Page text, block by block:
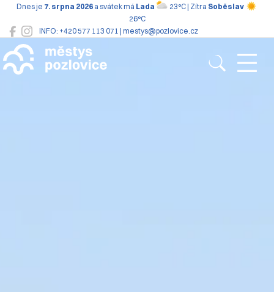
INFO: +420 577 113 071 | mestys@pozlovice.cz
Dnes je 7. srpna 2026 a svátek má Lada 23°C | Zítra Soběslav
26°C
Pozlovice